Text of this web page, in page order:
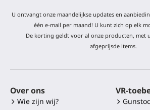
U ontvangt onze maandelijkse updates en
één e-mail per maand! U kunt zich op elk
De korting geldt voor al onze producten, met
afgeprijsde items.
Over ons
Wie zijn wij?
VR-